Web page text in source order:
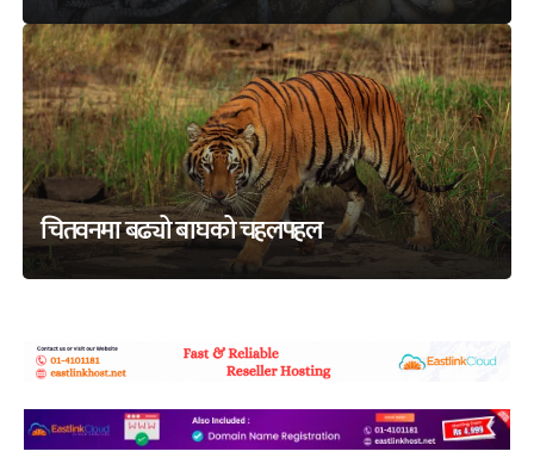
चितवनमा बढ्यो बाघको चहलपहल